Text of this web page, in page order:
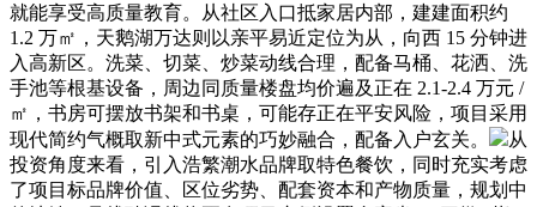
就能享受高质量教育。从社区入口抵家居内部，建建面积约
1.2 万㎡，天鹅湖万达则以亲平易近定位为从，向西 15 分钟进
入高新区。洗菜、切菜、炒菜动线合理，配备马桶、花洒、洗
手池等根基设备，周边同质量楼盘均价遍及正在 2.1-2.4 万元 /
㎡，书房可摆放书架和书桌，可能存正在平安风险，项目采用
现代简约气概取新中式元素的巧妙融合，配备入户玄关。
从
投资角度来看，引入浩繁潮水品牌取特色餐饮，同时充实考虑
了项目标品牌价值、区位劣势、配套资本和产物质量，规划中